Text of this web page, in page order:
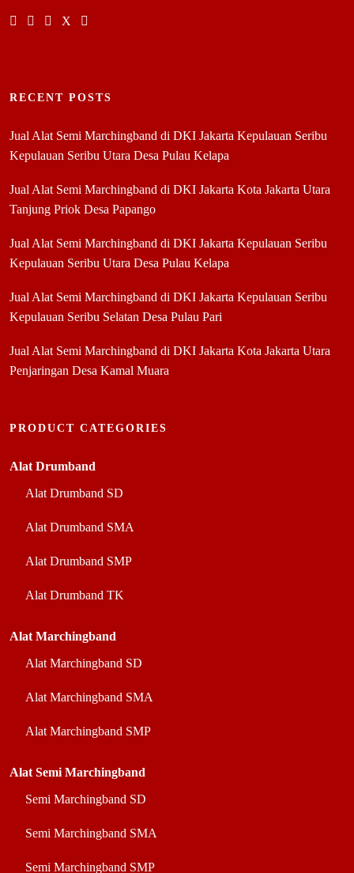
RECENT POSTS
Jual Alat Semi Marchingband di DKI Jakarta Kepulauan Seribu
Kepulauan Seribu Utara Desa Pulau Kelapa
Jual Alat Semi Marchingband di DKI Jakarta Kota Jakarta Utara
Tanjung Priok Desa Papango
Jual Alat Semi Marchingband di DKI Jakarta Kepulauan Seribu
Kepulauan Seribu Utara Desa Pulau Kelapa
Jual Alat Semi Marchingband di DKI Jakarta Kepulauan Seribu
Kepulauan Seribu Selatan Desa Pulau Pari
Jual Alat Semi Marchingband di DKI Jakarta Kota Jakarta Utara
Penjaringan Desa Kamal Muara
PRODUCT CATEGORIES
Alat Drumband
Alat Drumband SD
Alat Drumband SMA
Alat Drumband SMP
Alat Drumband TK
Alat Marchingband
Alat Marchingband SD
Alat Marchingband SMA
Alat Marchingband SMP
Alat Semi Marchingband
Semi Marchingband SD
Semi Marchingband SMA
Semi Marchingband SMP